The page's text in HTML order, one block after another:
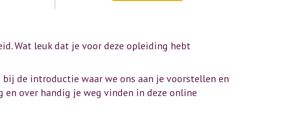
Wat leuk dat je voor deze opleiding hebt
de introductie waar we ons aan je voorstellen en
over handig je weg vinden in deze online